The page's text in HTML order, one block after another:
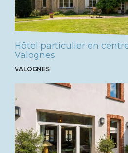
Hôtel particulier en
Valognes
VALOGNES